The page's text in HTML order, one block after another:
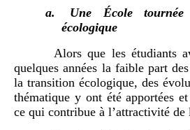
a.
Une École
écologique
Alors que les étudiants
quelques années la faible part
la transition écologique, des
thématique y ont été apportées
ce qui contribue à l’attractivité de